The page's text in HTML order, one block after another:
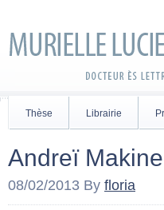
Thèse Librairie
Andreï
08/02/2013 By floria